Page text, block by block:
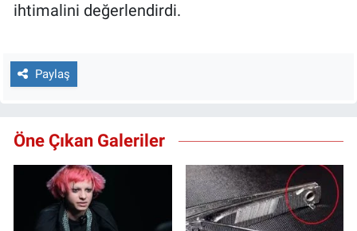
ihtimalini değerlendirdi.
Paylaş
Öne Çıkan Galeriler